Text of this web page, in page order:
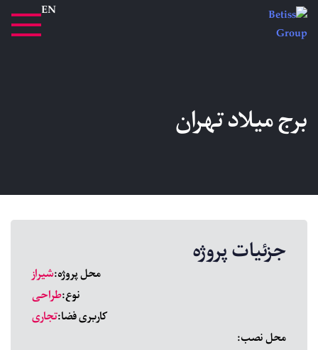
EN
برج میلاد تهران
جزئیات پروژه
شیرازمحل پروژه:
طراحینوع:
تجاریکاربری فضا:
محل نصب: